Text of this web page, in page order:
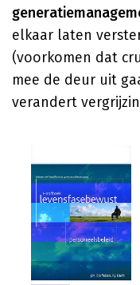
elkaar laten
(voorkomen dat
mee de deur uit
verandert